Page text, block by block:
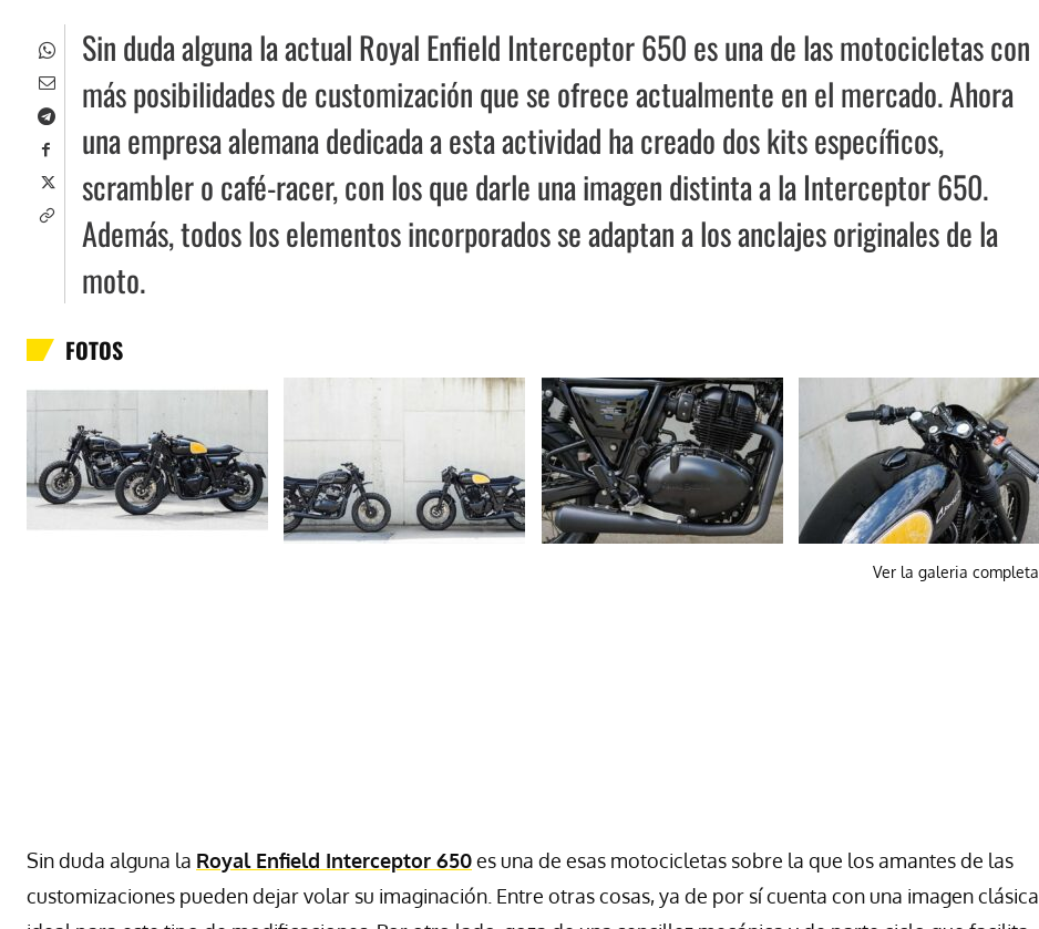
Sin duda alguna la actual Royal Enfield Interceptor 650 es una de las motocicletas con
más posibilidades de customización que se ofrece actualmente en el mercado. Ahora
una empresa alemana dedicada a esta actividad ha creado dos kits específicos,
scrambler o café-racer, con los que darle una imagen distinta a la Interceptor 650.
Además, todos los elementos incorporados se adaptan a los anclajes originales de la
moto.
FOTOS
Ver la galeria completa
Sin duda alguna la Royal Enfield Interceptor 650es una de esas motocicletas sobre la que los amantes de las
customizaciones pueden dejar volar su imaginación. Entre otras cosas, ya de por sí cuenta con una imagen clásica